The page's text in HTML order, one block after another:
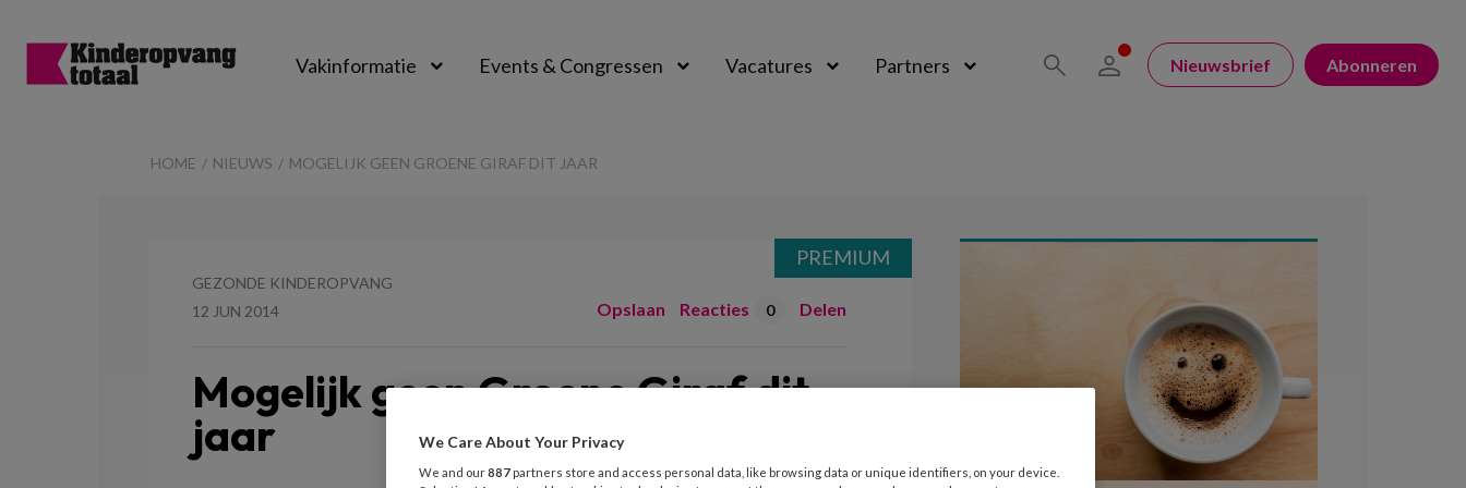
Vakinformatie Events & Congressen Vacatures Partners Nieuwsbrief Abonneren
HOME NIEUWS MOGELIJK GEEN GROENE GIRAF DIT JAAR
GEZONDE KINDEROPVANG
12 JUN 2014
Opslaan Reacties 0 Delen
Mogelijk geen Groene Giraf dit
jaar
PREMIUM
We Care About Your Privacy
We and our887 partners store and access personal data, like browsing data or unique identifiers, on your device.